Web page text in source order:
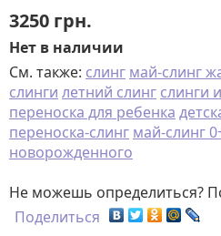
3250 грн.
Нет в наличии
См. также: слинг май-слинг
слинги летний слинг слинги
переноска для ребенка
переноска-слинг май-слинг
новорожденного
Не можешь определиться?
Поделиться